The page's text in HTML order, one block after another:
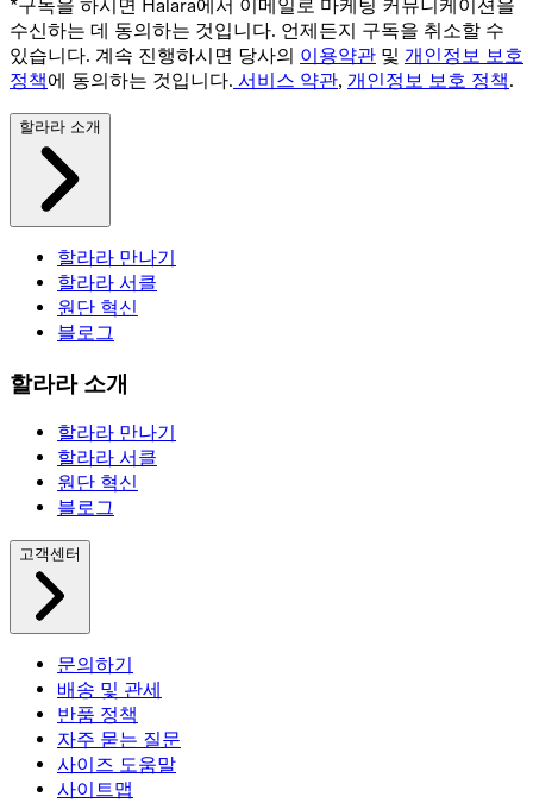
*구독을 하시면 Halara에서 이메일로 마케팅 커뮤니케이션을
수신하는 데 동의하는 것입니다. 언제든지 구독을 취소할 수
있습니다. 계속 진행하시면 당사의 이용약관 및 개인정보 보호
정책에 동의하는 것입니다. 서비스 약관, 개인정보 보호 정책.
할라라 소개
할라라 만나기
할라라 서클
원단 혁신
블로그
할라라 소개
할라라 만나기
할라라 서클
원단 혁신
블로그
고객센터
문의하기
배송 및 관세
반품 정책
자주 묻는 질문
사이즈 도움말
사이트맵